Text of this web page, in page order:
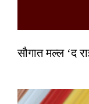
सौगात मल्ल ‘द